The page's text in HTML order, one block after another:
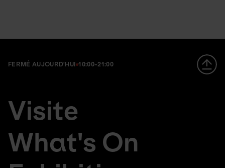
FERMÉ AUJOURD'HUI 10:00-21:00
Footer
large
menu
Visite
What's On